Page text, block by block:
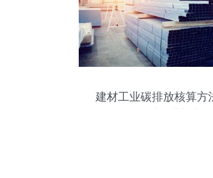
建材工业碳排放核算方